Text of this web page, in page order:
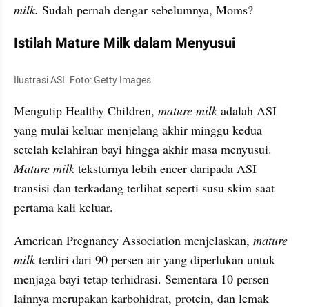
milk. Sudah pernah dengar sebelumnya, Moms?
Istilah Mature Milk dalam Menyusui
Ilustrasi ASI. Foto: Getty Images
Mengutip Healthy Children, mature milk adalah ASI
yang mulai keluar menjelang akhir minggu kedua
Mature milk teksturnya lebih encer daripada ASI
transisi dan terkadang terlihat seperti susu skim saat
pertama kali keluar.
American Pregnancy Association menjelaskan, mature
milk terdiri dari 90 persen air yang diperlukan untuk
menjaga bayi tetap terhidrasi. Sementara 10 persen
lainnya merupakan karbohidrat, protein, dan lemak